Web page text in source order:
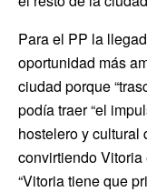
Para el PP la
oportunidad más
ciudad porque
podía traer “el
hostelero y cultural
convirtiendo Vitoria
“Vitoria tiene que